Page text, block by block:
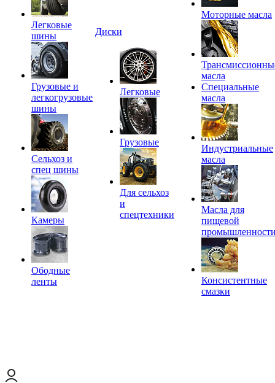
Легковые
шины
Грузовые и
легкогрузовые
шины
Сельхоз и
спец шины
Камеры
Ободные
ленты
Диски
Легковые
Грузовые
Для сельхоз
и
спецтехники
Моторные масла
масла
Специальные
масла
Индустриальные
масла
Масла для
пищевой
Консистентные
смазки